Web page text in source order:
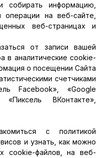
собирать информацию,
на веб-сайте,
веб-страницах и
от записи вашей
в аналитические cookie-
о посещении Сайта
счетчиками
Facebook», «Google
ВКонтакте»,
с политикой
и узнать, как можно
cookie-файлов, на веб-